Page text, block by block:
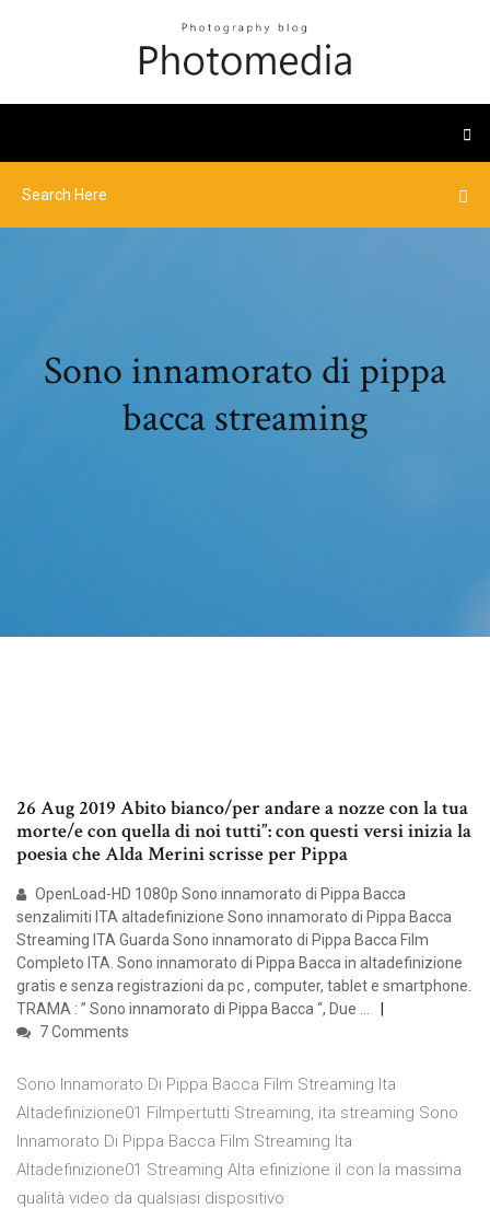
Sono innamorato di pippa
bacca streaming
26 Aug 2019 Abito bianco/per andare a nozze con la tua
morte/e con quella di noi tutti”: con questi versi inizia la
poesia che Alda Merini scrisse per Pippa
OpenLoad-HD 1080p Sono innamorato di Pippa Bacca
senzalimiti ITA altadefinizione Sono innamorato di Pippa Bacca
Streaming ITA Guarda Sono innamorato di Pippa Bacca Film
Completo ITA. Sono innamorato di Pippa Bacca in altadefinizione
gratis e senza registrazioni da pc , computer, tablet e smartphone.
TRAMA : ” Sono innamorato di Pippa Bacca “, Due …
7 Comments
Sono Innamorato Di Pippa Bacca Film Streaming Ita
Altadefinizione01 Filmpertutti Streaming, ita streaming Sono
Innamorato Di Pippa Bacca Film Streaming Ita
Altadefinizione01 Streaming Alta efinizione il con la massima
qualità video da qualsiasi dispositivo